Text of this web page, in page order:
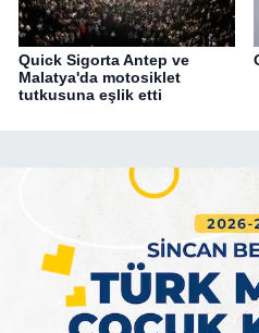
Quick Sigorta Antep ve
Malatya'da motosiklet
tutkusuna eşlik etti